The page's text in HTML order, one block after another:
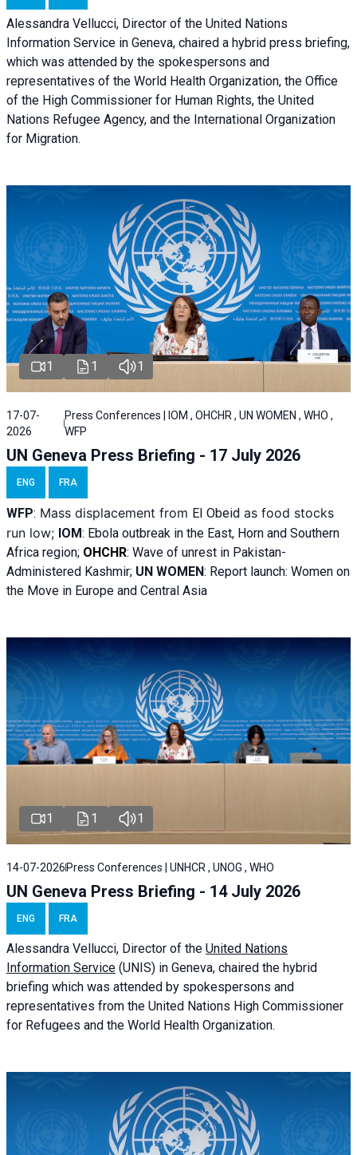
Alessandra Vellucci, Director of the United Nations
Information Service in Geneva, chaired a hybrid press briefing,
which was attended by the spokespersons and
representatives of the World Health Organization, the Office
of the High Commissioner for Human Rights, the United
Nations Refugee Agency, and the International Organization
for Migration.
1 1 1
17-07-
2026
Press Conferences | IOM , OHCHR , UN WOMEN , WHO ,
WFP
UN Geneva Press Briefing - 17 July 2026
ENG FRA
WFP: Mass displacement from El Obeid as food stocks
run low; IOM: Ebola outbreak in the East, Horn and Southern
Africa region; OHCHR: Wave of unrest in Pakistan-
Administered Kashmir; UN WOMEN: Report launch: Women on
the Move in Europe and Central Asia
1 1 1
14-07-2026 Press Conferences | UNHCR , UNOG , WHO
UN Geneva Press Briefing - 14 July 2026
ENG FRA
Alessandra Vellucci, Director of the United Nations
Information Service (UNIS) in Geneva, chaired the hybrid
briefing which was attended by spokespersons and
representatives from the United Nations High Commissioner
for Refugees and the World Health Organization.